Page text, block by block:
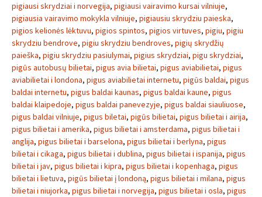
pigiausi skrydziai i norvegija, pigiausi vairavimo kursai vilniuje,
pigiausia vairavimo mokykla vilniuje, pigiausiu skrydziu paieska,
pigios kelionės lėktuvu, pigios spintos, pigios virtuves, pigiu, pigiu
skrydziu bendrove, pigiu skrydziu bendroves, pigių skrydžių
paieška, pigiu skrydziu pasiulymai, pigius skrydziai, pigu skrydziai,
pigūs autobusų bilietai, pigus avia bilietai, pigus aviabilietai, pigus
aviabilietai i londona, pigus aviabilietai internetu, pigūs baldai, pigus
baldai internetu, pigus baldai kaunas, pigus baldai kaune, pigus
baldai klaipedoje, pigus baldai panevezyje, pigus baldai siauliuose,
pigus baldai vilniuje, pigus biletai, pigūs bilietai, pigus bilietai i airija,
pigus bilietai i amerika, pigus bilietai i amsterdama, pigus bilietai i
anglija, pigus bilietai i barselona, pigus bilietai i berlyna, pigus
bilietai i cikaga, pigus bilietai i dublina, pigus bilietai i ispanija, pigus
bilietai i jav, pigus bilietai i kipra, pigus bilietai i kopenhaga, pigus
bilietai i lietuva, pigūs bilietai į londoną, pigus bilietai i milana, pigus
bilietai i niujorka, pigus bilietai i norvegija, pigus bilietai i osla, pigus